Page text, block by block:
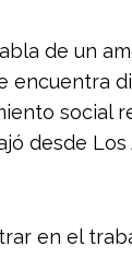
de un
encuentra
social
desde Los
en el